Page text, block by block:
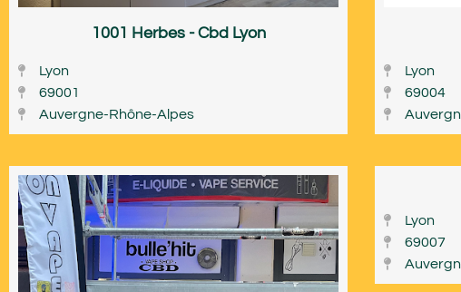
1001 Herbes - Cbd Lyon
Lyon
69001
Auvergne-Rhône-Alpes
Lyon
69004
Lyon
69007